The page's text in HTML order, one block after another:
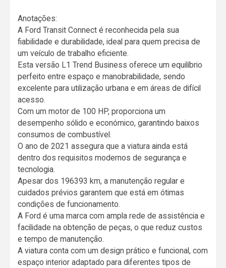
Anotações:
A Ford Transit Connect é reconhecida pela sua
fiabilidade e durabilidade, ideal para quem precisa de
um veículo de trabalho eficiente.
Esta versão L1 Trend Business oferece um equilíbrio
perfeito entre espaço e manobrabilidade, sendo
excelente para utilização urbana e em áreas de difícil
acesso.
Com um motor de 100 HP, proporciona um
desempenho sólido e económico, garantindo baixos
consumos de combustível.
O ano de 2021 assegura que a viatura ainda está
dentro dos requisitos modernos de segurança e
tecnologia.
Apesar dos 196393 km, a manutenção regular e
cuidados prévios garantem que está em ótimas
condições de funcionamento.
A Ford é uma marca com ampla rede de assistência e
facilidade na obtenção de peças, o que reduz custos
e tempo de manutenção.
A viatura conta com um design prático e funcional, com
espaço interior adaptado para diferentes tipos de